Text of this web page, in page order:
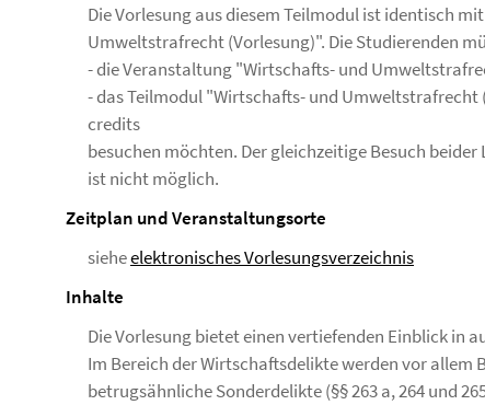
Die Vorlesung aus diesem Teilmodul ist identisch
Umweltstrafrecht (Vorlesung)". Die Studierenden
- die Veranstaltung "Wirtschafts- und
- das Teilmodul "Wirtschafts- und Umweltstrafrecht
credits
besuchen möchten. Der gleichzeitige Besuch
ist nicht möglich.
Zeitplan und Veranstaltungsorte
sieheelektronisches Vorlesungsverzeichnis
Inhalte
Die Vorlesung bietet einen vertiefenden Einblick in
Im Bereich der Wirtschaftsdelikte werden vor allem
betrugsähnliche Sonderdelikte (§§ 263 a, 264 und